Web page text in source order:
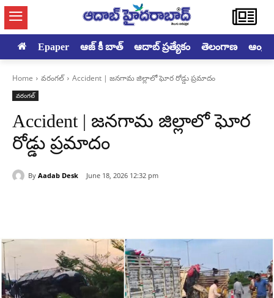
Epaper ఆజ్ కీ బాత్ ఆదాబ్ ప్రత్యేకం తెలంగాణ
Home వరంగల్‌ Accident | జనగామ జిల్లాలో ఘోర రోడ్డు ప్రమాదం
వరంగల్‌
Accident | జనగామ జిల్లాలో ఘోర
రోడ్డు ప్రమాదం
By Aadab Desk June 18, 2026 12:32 pm